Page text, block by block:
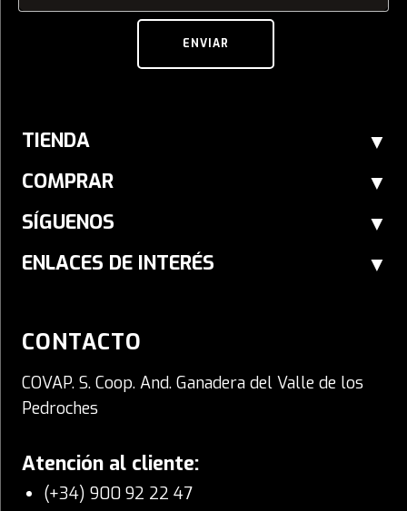
ENVIAR
TIENDA
COMPRAR
SÍGUENOS
ENLACES DE INTERÉS
CONTACTO
COVAP. S. Coop. And. Ganadera del Valle de los
Pedroches
Atención al cliente:
(+34) 900 92 22 47